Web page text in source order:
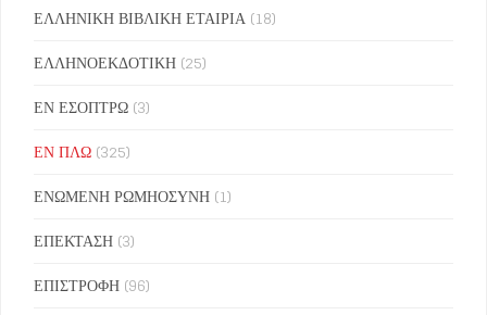
ΕΛΛΗΝΙΚΗ ΒΙΒΛΙΚΗ ΕΤΑΙΡΙΑ (18)
ΕΛΛΗΝΟΕΚΔΟΤΙΚΗ (25)
ΕΝ ΕΣΟΠΤΡΩ (3)
ΕΝ ΠΛΩ (325)
ΕΝΩΜΕΝΗ ΡΩΜΗΟΣΥΝΗ (1)
ΕΠΕΚΤΑΣΗ (3)
ΕΠΙΣΤΡΟΦΗ (96)